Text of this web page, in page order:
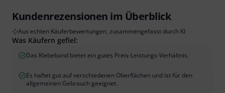
Kundenrezensionen im Überblick
Aus echten Käuferbewertungen, zusammengefasst durch KI
Was Käufern gefiel:
Das Klebeband bietet ein gutes Preis-Leistungs-Verhältnis.
Es haftet gut auf verschiedenen Oberflächen und ist für den
allgemeinen Gebrauch geeignet.